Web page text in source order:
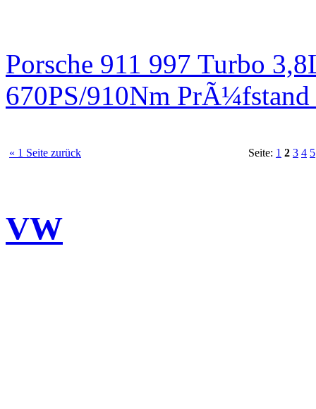
Porsche 911 997 Turbo
670PS/910Nm PrÃ¼fstand
« 1 Seite zurück Seite: 1 2 3 4 5
VW